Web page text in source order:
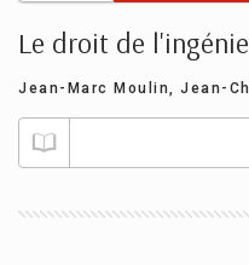
Le droit de
Jean-Marc Moulin Jean-